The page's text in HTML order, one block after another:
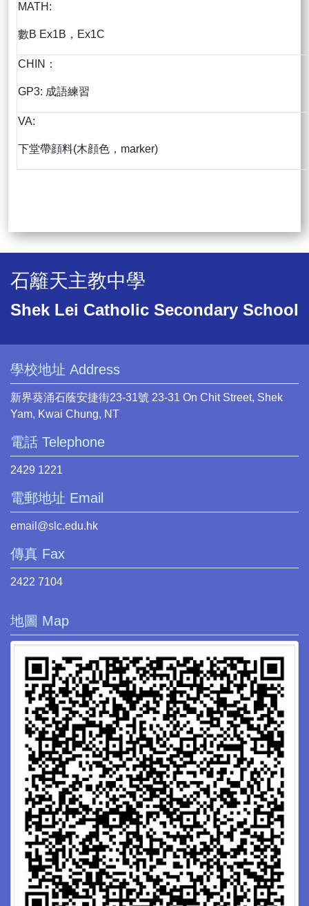
MATH:
數B Ex1B，Ex1C
CHIN：
GP3: 成語練習
VA:
下堂帶顔料(木顔色，marker)
石籬天主教中學
Shek Lei Catholic Secondary School
學校地址 Address
新界葵涌石蔭安捷街23-31號 23-31 On Chit Street, Shek
Yam, Kwai Chung, NT
電話 Telephone
2429 1221
電郵地址 Email
email@slc.edu.hk
傳真 Fax
2422 7104
地圖 Map